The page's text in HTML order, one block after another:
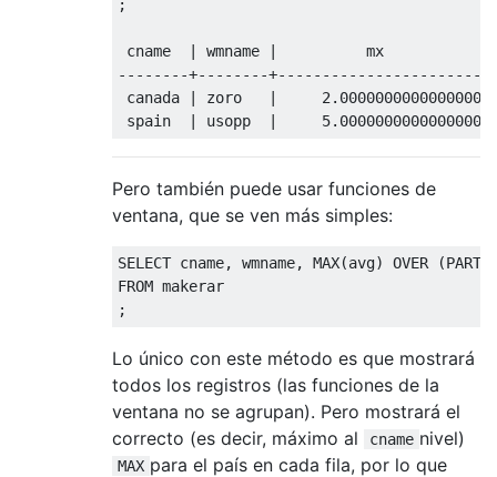
;
cname | wmname |
--------+--------+------------------------
canada
| zoro |
2.0000000000000000
spain
| usopp | 5.0000000000000000
Pero también puede usar funciones de
ventana, que se ven más simples:
SELECT cname, wmname, MAX(avg) OVER (
FROM
;
Lo único con este método es que mostrará
todos los registros (las funciones de la
ventana no se agrupan). Pero mostrará el
correcto (es decir, máximo al
cname nivel)
MAX para el país en cada fila, por lo que